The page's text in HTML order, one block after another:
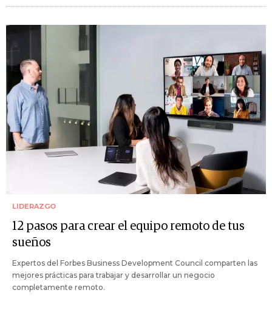
LIDERAZGO
12 pasos para crear el equipo remoto de tus
sueños
Expertos del Forbes Business Development Council comparten las
mejores prácticas para trabajar y desarrollar un negocio
completamente remoto.